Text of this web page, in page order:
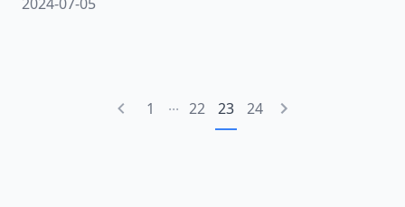
1 ... 22 23 24